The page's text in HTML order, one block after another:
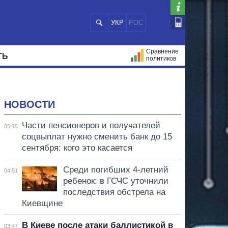
УКР РОС
Сравнение
политиков
НОВОСТИ
05:15
Части пенсионеров и получателей
соцвыплат нужно сменить банк до 15
сентября: кого это касается
04:51
Среди погибших 4-летний
ребенок: в ГСЧС уточнили
последствия обстрела на
Киевщине
03:47
В Киеве после атаки баллистикой в